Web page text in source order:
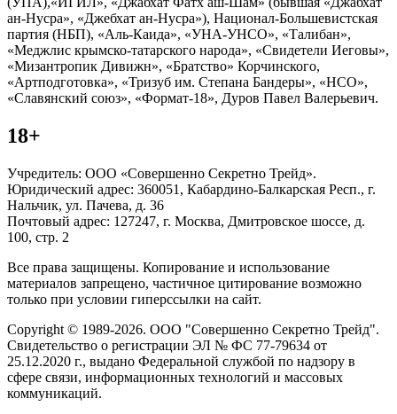
ан-Нусра», «Джебхат ан-Нусра»), Национал-Большевистская
партия (НБП), «Аль-Каида», «УНА-УНСО», «Талибан»,
«Меджлис крымско-татарского народа», «Свидетели Иеговы»,
«Мизантропик Дивижн», «Братство» Корчинского,
«Артподготовка», «Тризуб им. Степана Бандеры», «НСО»,
«Славянский союз», «Формат-18», Дуров Павел Валерьевич.
18+
Учредитель: ООО «Совершенно Секретно Трейд».
Юридический адрес: 360051, Кабардино-Балкарская Респ., г.
Нальчик, ул. Пачева, д. 36
Почтовый адрес: 127247, г. Москва, Дмитровское шоссе, д.
100, стр. 2
Все права защищены. Копирование и использование
материалов запрещено, частичное цитирование возможно
только при условии гиперссылки на сайт.
Copyright © 1989-2026. ООО "Совершенно Секретно Трейд".
Свидетельство о регистрации ЭЛ № ФС 77-79634 от
25.12.2020 г., выдано Федеральной службой по надзору в
сфере связи, информационных технологий и массовых
коммуникаций.